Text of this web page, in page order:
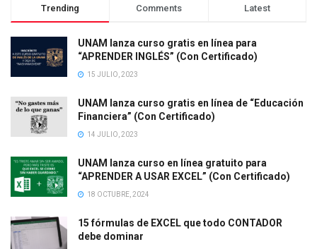
Trending Comments Latest
UNAM lanza curso gratis en línea para
“APRENDER INGLÉS” (Con Certificado)
15 JULIO, 2023
UNAM lanza curso gratis en línea de “Educación
Financiera” (Con Certificado)
14 JULIO, 2023
UNAM lanza curso en línea gratuito para
“APRENDER A USAR EXCEL” (Con Certificado)
18 OCTUBRE, 2024
15 fórmulas de EXCEL que todo CONTADOR
debe dominar